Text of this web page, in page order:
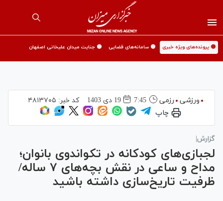
🟡 پرونده‌های ویژه خبری 🟡 سامانه‌های قضایی 🟡 جنایت میدان علیخانی اصفهان
ورزشی رزمی 7:45 19 دی 1403 کد خبر: ۴۸۱۳۷۰۵
چاپ
گزارش|
لجبازی‌های کودکانه در تکواندوی بانوان؛
مداح و ساعی در نقش بچه‌های ۷ ساله/
ظرفیت تاریخ‌سازی داشته باشید